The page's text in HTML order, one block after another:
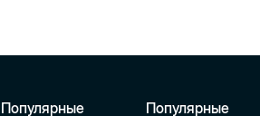
Популярные
Популярные